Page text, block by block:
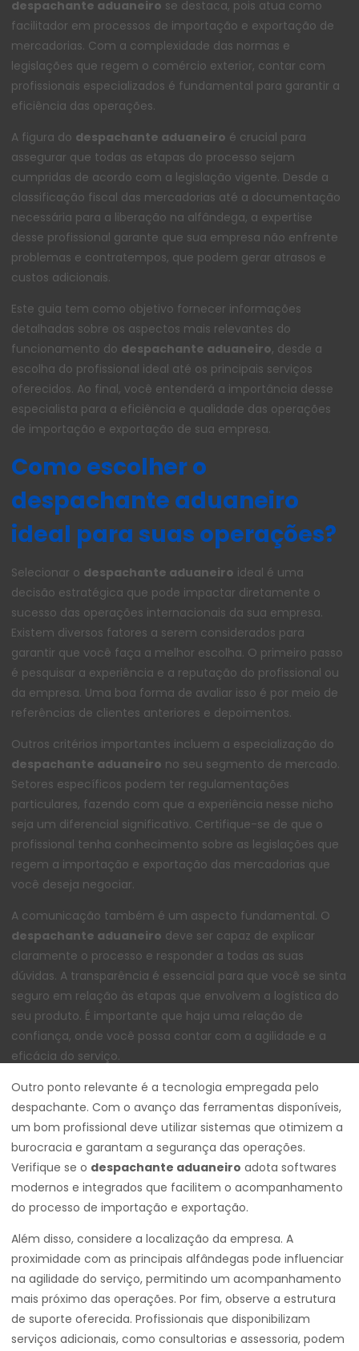
despachante aduaneiro se destaca, pois atua como
facilitador em processos de importação e exportação de
mercadorias. Com a complexidade das normas e
legislações que regem o comércio exterior, contar com
profissionais especializados é fundamental para garantir a
eficiência das operações.
A figura do despachante aduaneiro é crucial para
assegurar que todas as etapas do processo sejam
cumpridas de acordo com a legislação vigente. Desde a
classificação fiscal das mercadorias até a documentação
necessária para a liberação na alfândega, a expertise
desse profissional garante que sua empresa não enfrente
problemas e contratempos, que podem gerar atrasos e
custos adicionais.
Este guia tem como objetivo fornecer informações
detalhadas sobre os aspectos mais relevantes do
funcionamento do despachante aduaneiro, desde a
escolha do profissional ideal até os principais serviços
oferecidos. Ao final, você entenderá a importância desse
especialista para a eficiência e qualidade das operações
de importação e exportação de sua empresa.
Como escolher o
despachante aduaneiro
ideal para suas operações?
Selecionar o despachante aduaneiro ideal é uma
decisão estratégica que pode impactar diretamente o
sucesso das operações internacionais da sua empresa.
Existem diversos fatores a serem considerados para
garantir que você faça a melhor escolha. O primeiro passo
é pesquisar a experiência e a reputação do profissional ou
da empresa. Uma boa forma de avaliar isso é por meio de
referências de clientes anteriores e depoimentos.
Outros critérios importantes incluem a especialização do
despachante aduaneiro no seu segmento de mercado.
Setores específicos podem ter regulamentações
particulares, fazendo com que a experiência nesse nicho
seja um diferencial significativo. Certifique-se de que o
profissional tenha conhecimento sobre as legislações que
regem a importação e exportação das mercadorias que
você deseja negociar.
A comunicação também é um aspecto fundamental. O
despachante aduaneiro deve ser capaz de explicar
claramente o processo e responder a todas as suas
dúvidas. A transparência é essencial para que você se sinta
seguro em relação às etapas que envolvem a logística do
seu produto. É importante que haja uma relação de
confiança, onde você possa contar com a agilidade e a
eficácia do serviço.
Outro ponto relevante é a tecnologia empregada pelo
despachante. Com o avanço das ferramentas disponíveis,
um bom profissional deve utilizar sistemas que otimizem a
burocracia e garantam a segurança das operações.
Verifique se o despachante aduaneiro adota softwares
modernos e integrados que facilitem o acompanhamento
do processo de importação e exportação.
Além disso, considere a localização da empresa. A
proximidade com as principais alfândegas pode influenciar
na agilidade do serviço, permitindo um acompanhamento
mais próximo das operações. Por fim, observe a estrutura
de suporte oferecida. Profissionais que disponibilizam
serviços adicionais, como consultorias e assessoria, podem